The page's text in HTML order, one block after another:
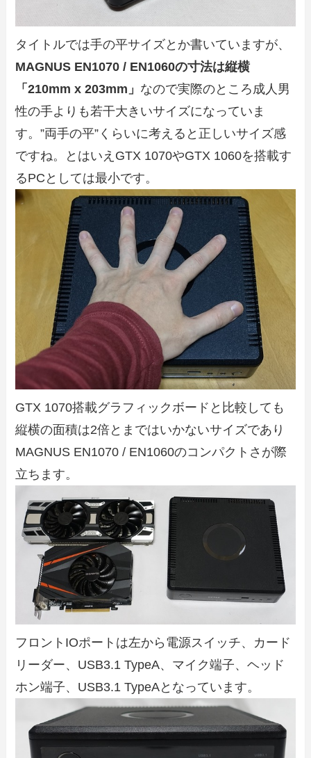
タイトルでは手の平サイズとか書いていますが、
MAGNUS EN1070 / EN1060の寸法は縦横
「210mm x 203mm」 なので実際のところ成人男
性の手よりも若干大きいサイズになっていま
す。”両手の平”くらいに考えると正しいサイズ感
ですね。とはいえGTX 1070やGTX 1060を搭載す
るPCとしては最小です。
GTX 1070搭載グラフィックボードと比較しても
縦横の面積は2倍とまではいかないサイズであり
MAGNUS EN1070 / EN1060のコンパクトさが際
立ちます。
フロントIOポートは左から電源スイッチ、カード
リーダー、USB3.1 TypeA、マイク端子、ヘッド
ホン端子、USB3.1 TypeAとなっています。